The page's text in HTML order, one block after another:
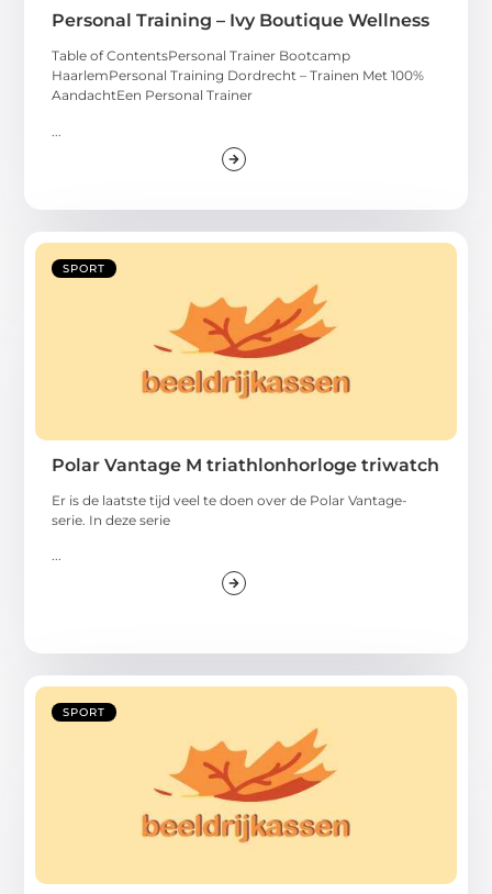
Personal Training – Ivy Boutique Wellness
Table of ContentsPersonal Trainer Bootcamp
HaarlemPersonal Training Dordrecht – Trainen Met 100%
AandachtEen Personal Trainer
SPORT
Polar Vantage M triathlonhorloge triwatch
Er is de laatste tijd veel te doen over de Polar Vantage-
serie. In deze serie
SPORT